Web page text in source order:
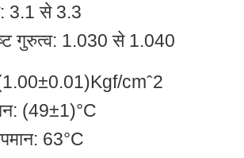
3.1 से 3.3
गुरुत्व: 1.030 से 1.040
(1.00±0.01)Kgf/cmˆ2
(49±1)°C
63°C